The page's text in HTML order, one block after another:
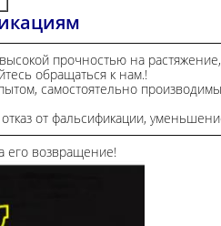
прочностью на
обращаться к нам.!
самостоятельно
от фальсификации,
его возвращение!